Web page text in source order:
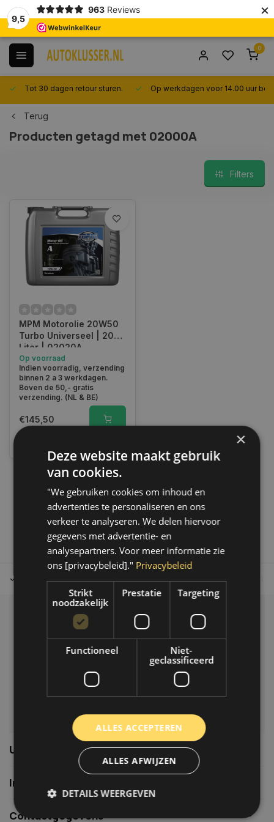
9,5
963 Reviews ×
0
Tot 30 dagen retour sturen. Op werkdagen voor 14.00 uur
Terug
Producten getagd met 02000A
Filters
MPM Motorolie 20W50
Turbo Universeel | 20
Liter | 02020A
Op voorraad
Indien voorradig, verzending
binnen 2 a 3 werkdagen.
Boven de 50,- gratis
verzending. (NL & BE)
€145,50
1
Tot 30 dagen retour sturen. Op werkdagen voor 14.00 uur
Klantenservice
Veelgestelde vragen
06-39119169
info@autoklusser.nl
Usefull links
Informatie
Contactgegevens
×
Deze website maakt gebruik
van cookies.
"We gebruiken cookies om inhoud en
advertenties te personaliseren en ons
verkeer te analyseren. We delen hiervoor
gegevens met advertentie- en
analysepartners. Voor meer informatie zie
ons [privacybeleid]." Privacybeleid
Strikt
noodzakelijk
Prestatie Targeting
Functioneel
Niet-
geclassificeerd
ALLES ACCEPTEREN
ALLES AFWIJZEN
DETAILS WEERGEVEN